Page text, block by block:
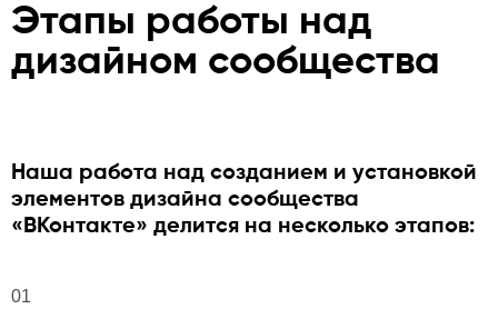
Этапы работы над
дизайном сообщества
Наша работа над созданием и установкой
элементов дизайна сообщества
«ВКонтакте» делится на несколько этапов:
01